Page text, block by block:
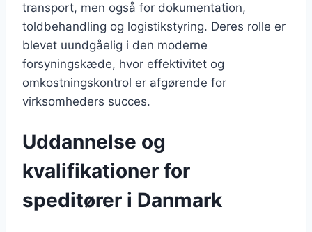
transport, men også for dokumentation,
toldbehandling og logistikstyring. Deres rolle er
blevet uundgåelig i den moderne
forsyningskæde, hvor effektivitet og
omkostningskontrol er afgørende for
virksomheders succes.
Uddannelse og
kvalifikationer for
speditører i Danmark